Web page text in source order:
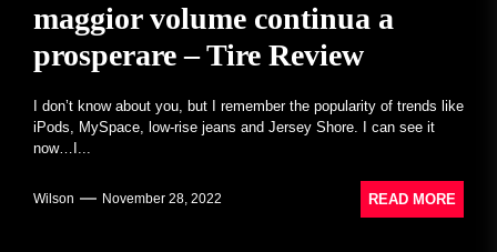
maggior volume continua a
prosperare – Tire Review
I don’t know about you, but I remember the popularity of trends like
iPods, MySpace, low-rise jeans and Jersey Shore. I can see it
now…I...
Wilson November 28, 2022 READ MORE